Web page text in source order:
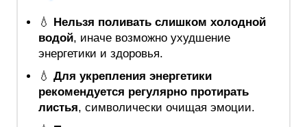
💧 Нельзя поливать слишком холодной
водой, иначе возможно ухудшение
энергетики и здоровья.
💧 Для укрепления энергетики
рекомендуется регулярно протирать
листья, символически очищая эмоции.